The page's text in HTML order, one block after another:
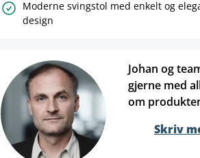
Moderne svingstol med enkelt og
design
Johan og
gjerne med
om
Skriv